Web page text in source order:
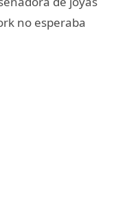
no esperaba